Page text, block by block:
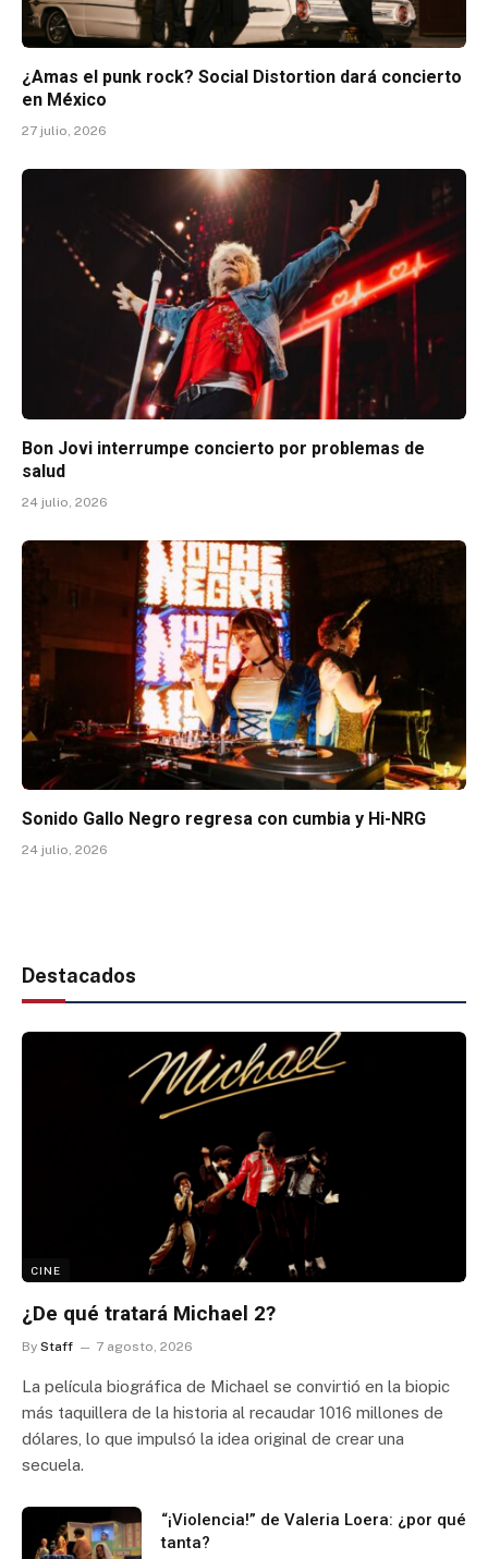
¿Amas el punk rock? Social Distortion dará concierto
en México
27 julio, 2026
Bon Jovi interrumpe concierto por problemas de
salud
24 julio, 2026
Sonido Gallo Negro regresa con cumbia y Hi-NRG
24 julio, 2026
Destacados
CINE
¿De qué tratará Michael 2?
By Staff 7 agosto, 2026
La película biográfica de Michael se convirtió en la biopic
más taquillera de la historia al recaudar 1016 millones de
dólares, lo que impulsó la idea original de crear una
secuela.
“¡Violencia!” de Valeria Loera: ¿por qué
tanta?